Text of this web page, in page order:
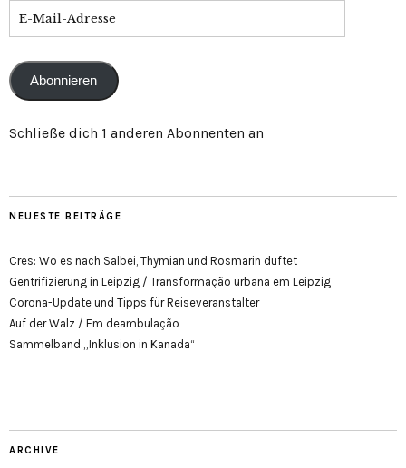
Mail-
Abonnieren
Schließe dich 1 anderen Abonnenten an
NEUESTE BEITRÄGE
Cres: Wo es nach Salbei, Thymian und Rosmarin duftet
Gentrifizierung in Leipzig / Transformação urbana em Leipzig
Corona-Update und Tipps für Reiseveranstalter
Auf der Walz / Em deambulação
Sammelband „Inklusion in Kanada“
ARCHIVE